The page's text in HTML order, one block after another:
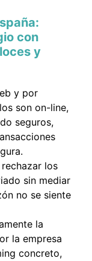
con
y
y por
son on-line,
seguros,
los
sin mediar
no se siente
la
la empresa
concreto,